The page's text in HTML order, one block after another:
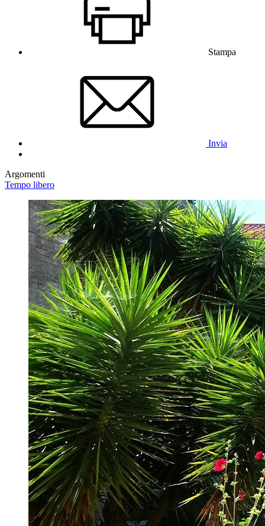
Stampa
Invia
Argomenti
Tempo libero